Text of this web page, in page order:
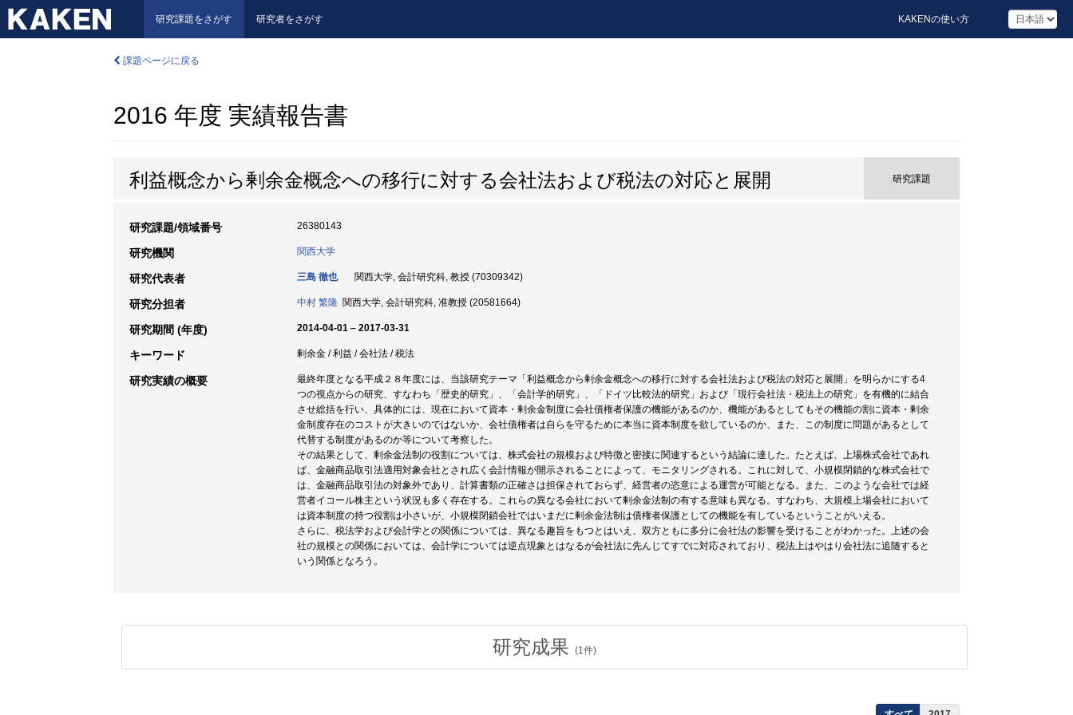
研究課題をさがす 研究者をさがす KAKENの使い方
課題ページに戻る
2016 年度 実績報告書
利益概念から剰余金概念への移行に対する会社法および税法の対応と展開 研究課題
研究課題/領域番号 26380143
研究機関 関西大学
研究代表者 三島 徹也 関西大学, 会計研究科, 教授 (70309342)
研究分担者 中村 繁隆 関西大学, 会計研究科, 准教授 (20581664)
研究期間 (年度) 2014-04-01 – 2017-03-31
キーワード 剰余金 / 利益 / 会社法 / 税法
研究実績の概要
最終年度となる平成２８年度には、当該研究テーマ「利益概念から剰余金概念への移行に対する会社法および税法の対応と展開」を明らかにする4
つの視点からの研究、すなわち「歴史的研究」、「会計学的研究」、「ドイツ比較法的研究」および「現行会社法・税法上の研究」を有機的に結合
させ総括を行い、具体的には、現在において資本・剰余金制度に会社債権者保護の機能があるのか、機能があるとしてもその機能の割に資本・剰余
金制度存在のコストが大きいのではないか、会社債権者は自らを守るために本当に資本制度を欲しているのか、また、この制度に問題があるとして
代替する制度があるのか等について考察した。
その結果として、剰余金法制の役割については、株式会社の規模および特徴と密接に関連するという結論に達した。たとえば、上場株式会社であれ
ば、金融商品取引法適用対象会社とされ広く会計情報が開示されることによって、モニタリングされる。これに対して、小規模閉鎖的な株式会社で
は、金融商品取引法の対象外であり、計算書類の正確さは担保されておらず、経営者の恣意による運営が可能となる。また、このような会社では経
営者イコール株主という状況も多く存在する。これらの異なる会社において剰余金法制の有する意味も異なる。すなわち、大規模上場会社において
は資本制度の持つ役割は小さいが、小規模閉鎖会社ではいまだに剰余金法制は債権者保護としての機能を有しているということがいえる。
さらに、税法学および会計学との関係については、異なる趣旨をもつとはいえ、双方ともに多分に会社法の影響を受けることがわかった。上述の会
社の規模との関係においては、会計学については逆点現象とはなるが会社法に先んじてすでに対応されており、税法上はやはり会社法に追随すると
いう関係となろう。
研究成果 (1件)